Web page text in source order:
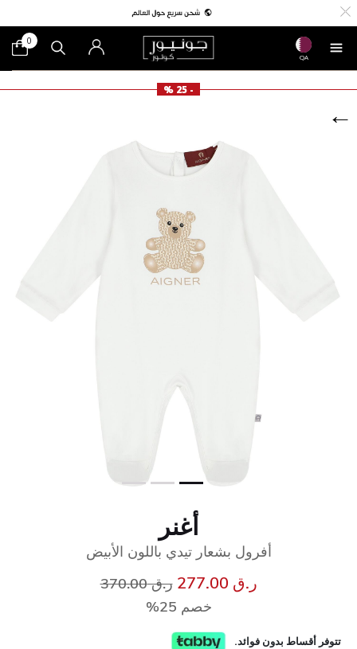
QA
0
- 25 %
أغنر
أفرول بشعار تيدي باللون الأبيض
ر.ق 277.00 سعر مخفض من
ر.ق 370.00
خصم 25%
تتوفر أقساط بدون فوائد.